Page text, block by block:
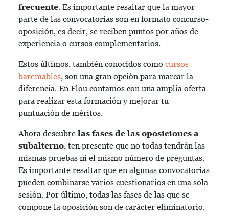
frecuente. Es importante resaltar que la mayor
parte de las convocatorias son en formato concurso-
oposición, es decir, se reciben puntos por años de
experiencia o cursos complementarios.
Estos últimos, también conocidos como cursos
baremables, son una gran opción para marcar la
diferencia. En Flou contamos con una amplia oferta
para realizar esta formación y mejorar tu
puntuación de méritos.
Ahora descubre las fases de las oposiciones a
subalterno, ten presente que no todas tendrán las
mismas pruebas ni el mismo número de preguntas.
Es importante resaltar que en algunas convocatorias
pueden combinarse varios cuestionarios en una sola
sesión. Por último, todas las fases de las que se
compone la oposición son de carácter eliminatorio.